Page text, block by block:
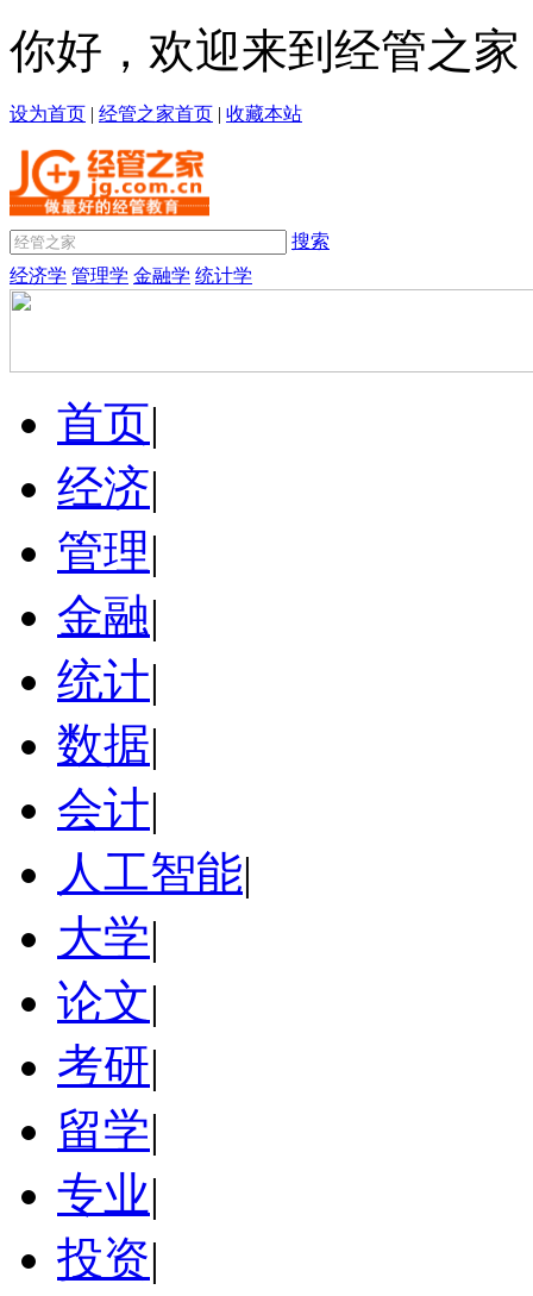
你好，欢迎来到经管之家
设为首页 | 经管之家首页 | 收藏本站
搜索
经济学 管理学 金融学 统计学
首页|
经济|
管理|
金融|
统计|
数据|
会计|
人工智能|
大学|
论文|
考研|
留学|
专业|
投资|